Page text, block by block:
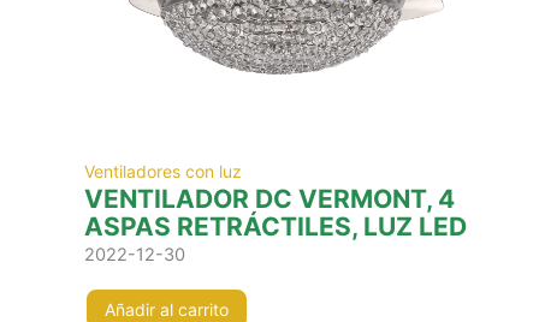
Ventiladores con luz
VENTILADOR DC VERMONT, 4
ASPAS RETRÁCTILES, LUZ LED
2022-12-30
Añadir al carrito